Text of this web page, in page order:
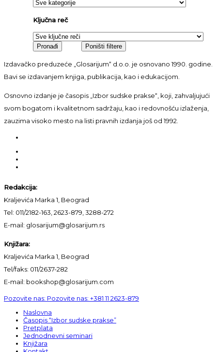
Ključna reč
Izdavačko preduzeće „Glosarijum“ d.o.o. je osnovano 1990. godine.
Bavi se izdavanjem knjiga, publikacija, kao i edukacijom.
Osnovno izdanje je časopis „Izbor sudske prakse“, koji, zahvaljujući
svom bogatom i kvalitetnom sadržaju, kao i redovnošću izlaženja,
zauzima visoko mesto na listi pravnih izdanja još od 1992.
Redakcija:
Kraljevića Marka 1, Beograd
Tel: 011/2182-163, 2623-879, 3288-272
E-mail: glosarijum@glosarijum.rs
Knjižara:
Kraljevića Marka 1, Beograd
Tel/faks: 011/2637-282
E-mail: bookshop@glosarijum.com
Pozovite nas: Pozovite nas: +381 11 2623-879
Naslovna
Časopis “Izbor sudske prakse”
Pretplata
Jednodnevni seminari
Knjižara